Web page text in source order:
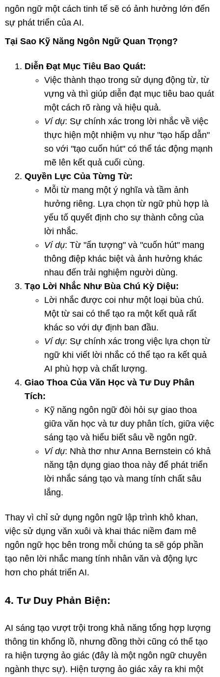
ngôn ngữ một cách tinh tế sẽ có ảnh hưởng lớn đến
sự phát triển của AI.
Tại Sao Kỹ Năng Ngôn Ngữ Quan Trọng?
Diễn Đạt Mục Tiêu Bao Quát:
Việc thành thạo trong sử dụng động từ, từ
vựng và thì giúp diễn đạt mục tiêu bao quát
một cách rõ ràng và hiệu quả.
Ví dụ: Sự chính xác trong lời nhắc về việc
thực hiện một nhiệm vụ như "tạo hấp dẫn"
so với "tạo cuốn hút" có thể tác động mạnh
mẽ lên kết quả cuối cùng.
Quyền Lực Của Từng Từ:
Mỗi từ mang một ý nghĩa và tầm ảnh
hưởng riêng. Lựa chọn từ ngữ phù hợp là
yếu tố quyết định cho sự thành công của
lời nhắc.
Ví dụ: Từ "ấn tượng" và "cuốn hút" mang
thông điệp khác biệt và ảnh hưởng khác
nhau đến trải nghiệm người dùng.
Tạo Lời Nhắc Như Bùa Chú Kỳ Diệu:
Lời nhắc được coi như một loại bùa chú.
Một từ sai có thể tạo ra một kết quả rất
khác so với dự định ban đầu.
Ví dụ: Sự chính xác trong việc lựa chọn từ
ngữ khi viết lời nhắc có thể tạo ra kết quả
AI phù hợp và chất lượng.
Giao Thoa Của Văn Học và Tư Duy Phân
Tích:
Kỹ năng ngôn ngữ đòi hỏi sự giao thoa
giữa văn học và tư duy phân tích, giữa việc
sáng tạo và hiểu biết sâu về ngôn ngữ.
Ví dụ: Nhà thơ như Anna Bernstein có khả
năng tận dụng giao thoa này để phát triển
lời nhắc sáng tạo và mang tính chất sâu
lắng.
Thay vì chỉ sử dụng ngôn ngữ lập trình khô khan,
việc sử dụng văn xuôi và khai thác niềm đam mê
ngôn ngữ học bên trong mỗi chúng ta sẽ góp phần
tạo nên lời nhắc mang tính nhân văn và động lực
hơn cho phát triển AI.
4. Tư Duy Phản Biện:
AI sáng tạo vượt trội trong khả năng tổng hợp lượng
thông tin khổng lồ, nhưng đồng thời cũng có thể tạo
ra hiện tượng ảo giác (đây là một ngôn ngữ chuyên
ngành thực sự). Hiện tượng ảo giác xảy ra khi một